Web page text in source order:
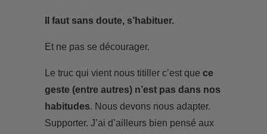
Il faut sans doute, s’habituer.
Et ne pas se décourager.
Le truc qui vient nous titiller c’est que ce
geste (entre autres) n’est pas dans nos
habitudes. Nous devons nous adapter.
Supporter. J’ai d’ailleurs bien pensé aux